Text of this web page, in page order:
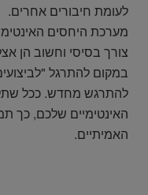
לעומת חיבורים אחרים.
מערכת היחסים
צורך בסיסי וחשוב הן
במקום להתרגל
להתרגש מחדש. ככל
האינטימיים שלכם, כך
האמיתיים.